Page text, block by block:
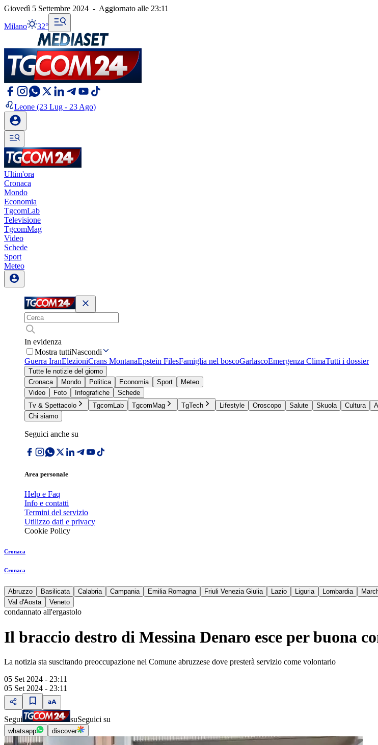
Giovedì 5 Settembre 2024 - Aggiornato alle 23:11
Milano 32°
Leone (23 Lug - 23 Ago)
Ultim'ora
Cronaca
Mondo
Economia
TgcomLab
Televisione
TgcomMag
Video
Schede
Sport
Meteo
In evidenza
Mostra tuttiNascondi
Guerra IranElezioniCrans MontanaEpstein FilesFamiglia nel boscoGarlascoEmergenza ClimaTutti i dossier
Tutte le notizie del giorno
Cronaca
Mondo Politica Economia Sport
Meteo
Video
Foto Infografiche
Schede
Tv & Spettacolo
TgcomLab TgcomMag TgTech Lifestyle Oroscopo Salute Skuola Cultura
Chi siamo
Seguici anche su
Area personale
Help e Faq
Info e contatti
Termini del servizio
Utilizzo dati e privacy
Cookie Policy
Cronaca
Cronaca
Abruzzo Basilicata Calabria Campania Emilia Romagna Friuli Venezia Giulia Lazio Liguria Lombardia
Val d'Aosta
Veneto
condannato all'ergastolo
Il braccio destro di Messina Denaro esce per buona
La notizia sta suscitando preoccupazione nel Comune abruzzese dove presterà servizio come volontario
05 Set 2024 - 23:11
05 Set 2024 - 23:11
Segui suSeguici su
whatsapp discover